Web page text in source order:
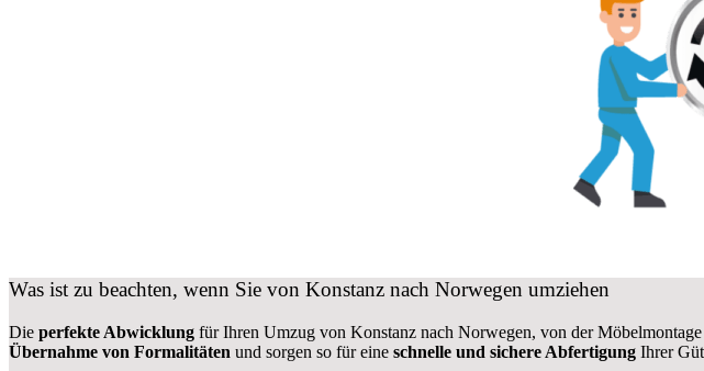
Was ist zu beachten, wenn Sie von Konstanz nach Norwegen umziehen
Die perfekte Abwicklung für Ihren Umzug von Konstanz nach Norwegen, von der
Übernahme von Formalitäten und sorgen so für eine schnelle und sichere Abfertigung Ihrer